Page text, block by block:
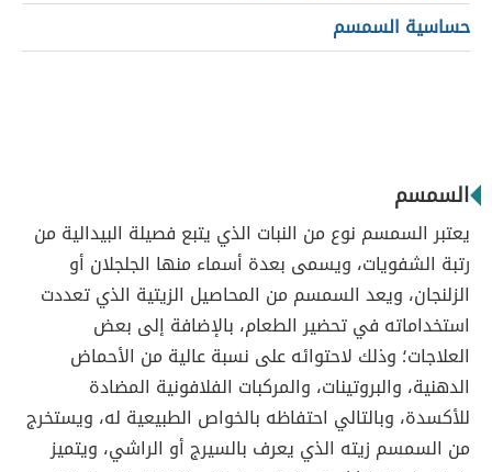
حساسية السمسم
السمسم
يعتبر السمسم نوع من النبات الذي يتبع فصيلة البيدالية من
رتبة الشفويات، ويسمى بعدة أسماء منها الجلجلان أو
الزلنجان، ويعد السمسم من المحاصيل الزيتية الذي تعددت
استخداماته في تحضير الطعام، بالإضافة إلى بعض
العلاجات؛ وذلك لاحتوائه على نسبة عالية من الأحماض
الدهنية، والبروتينات، والمركبات الفلافونية المضادة
للأكسدة، وبالتالي احتفاظه بالخواص الطبيعية له، ويستخرج
من السمسم زيته الذي يعرف بالسيرج أو الراشي، ويتميز